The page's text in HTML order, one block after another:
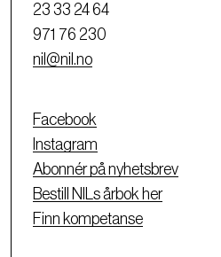
23 33 24 64
971 76 230
nil@nil.no
Facebook
Instagram
Abonnér på nyhetsbrev
Bestill NILs årbok her
Finn kompetanse